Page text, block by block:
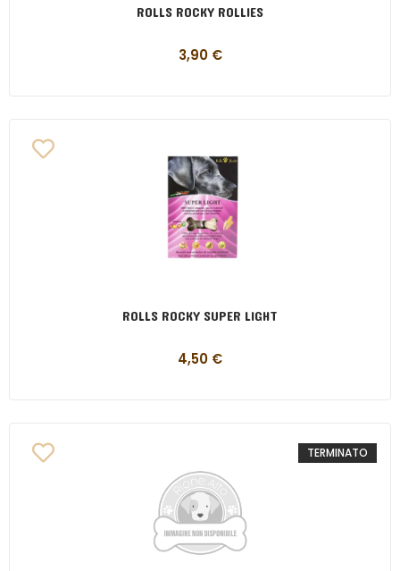
ROLLS ROCKY ROLLIES
3,90 €
ROLLS ROCKY SUPER LIGHT
4,50 €
TERMINATO